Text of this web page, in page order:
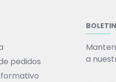
pedidos
a